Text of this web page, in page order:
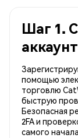
Шаг 1.
аккаунт
помощью
торговлю
быструю
Безопасная
2FA и
самого